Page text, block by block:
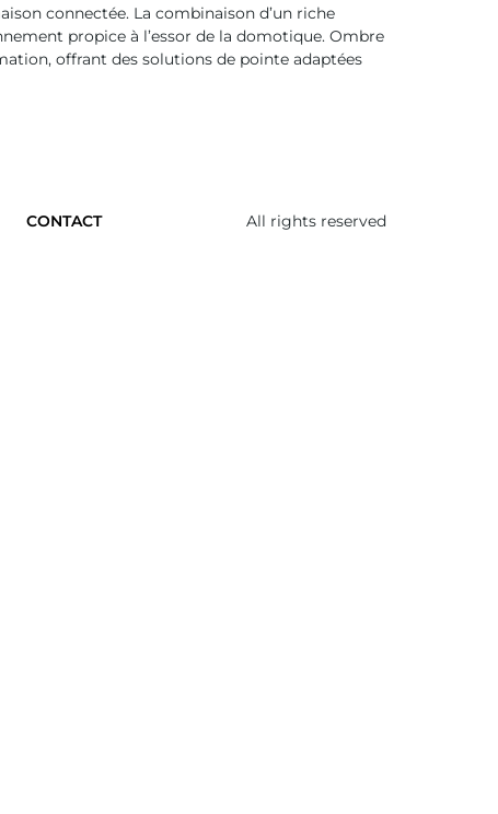
connectée. La combinaison d’un riche
propice à l’essor de la domotique. Ombre
offrant des solutions de pointe adaptées
CONTACT All rights reserved